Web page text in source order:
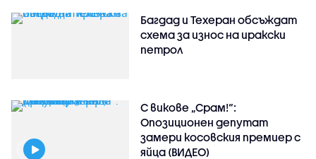
Багдад и Техеран обсъждат
схема за износ на иракски
петрол
С викове „Срам!“:
Опозиционен депутат
замери косовския премиер с
яйца (ВИДЕО)